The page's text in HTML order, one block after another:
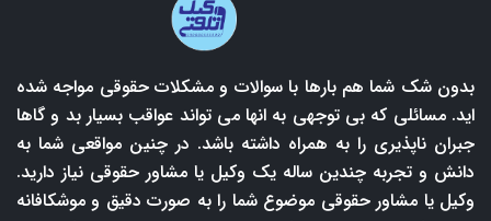
بدون شک شما هم بارها با سوالات و مشکلات حقوقی مواجه شده
اید. مسائلی که بی توجهی به انها می تواند عواقب بسیار بد و گاها
جبران ناپذیری را به همراه داشته باشد. در چنین مواقعی شما به
دانش و تجربه چندین ساله یک وکیل یا مشاور حقوقی نیاز دارید.
وکیل یا مشاور حقوقی موضوع شما را به صورت دقیق و موشکافانه